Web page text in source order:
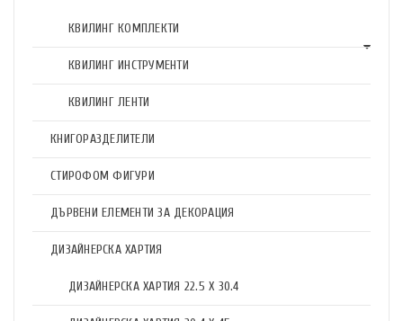
КВИЛИНГ КОМПЛЕКТИ
КВИЛИНГ ИНСТРУМЕНТИ
КВИЛИНГ ЛЕНТИ
КНИГОРАЗДЕЛИТЕЛИ
СТИРОФОМ ФИГУРИ
ДЪРВЕНИ ЕЛЕМЕНТИ ЗА ДЕКОРАЦИЯ
ДИЗАЙНЕРСКА ХАРТИЯ
ДИЗАЙНЕРСКА ХАРТИЯ 22.5 X 30.4